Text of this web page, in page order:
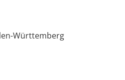
Württemberg